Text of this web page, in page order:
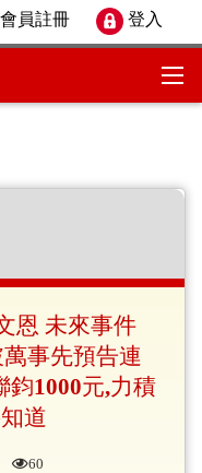
員註冊 登入
恩 未來事件
事先預告連
鈞1000元,力積
道
60